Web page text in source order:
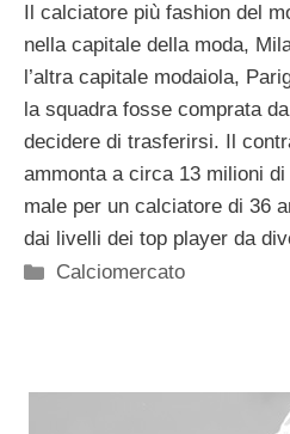
Il calciatore più fashion del
nella capitale della moda,
l’altra capitale modaiola,
la squadra fosse comprata
decidere di trasferirsi. Il
ammonta a circa 13 milioni
male per un calciatore di 36
dai livelli dei top player da
Categorie
Calciomercato